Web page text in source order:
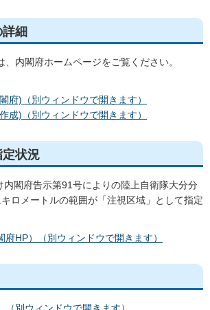
細
内閣府ホームページをご覧ください。
府)（別ウィンドウで開きます）
成)（別ウィンドウで開きます）
状況
内閣府告示第91号によりの陸上自衛隊大分分
ロメートルの範囲が「注視区域」として指定
HP）（別ウィンドウで開きます）
別ウィンドウで開きます）